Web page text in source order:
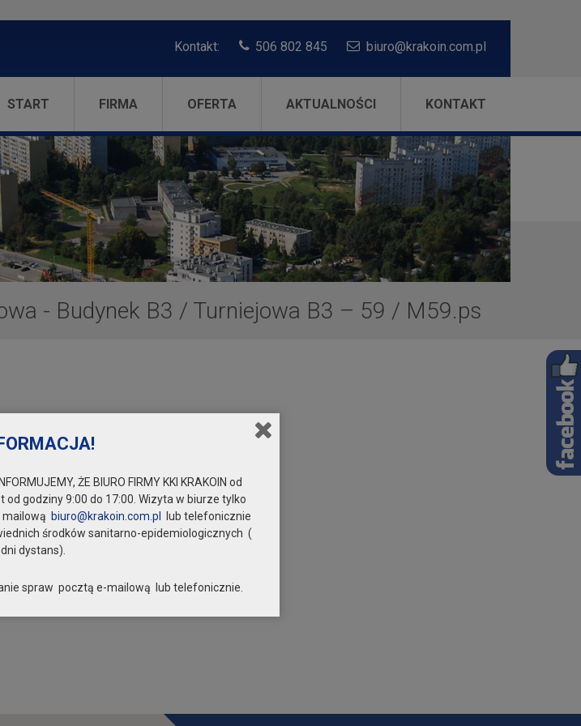
Kontakt: 506 802 845 biuro@krakoin.com.pl
START FIRMA OFERTA AKTUALNOŚCI KONTAKT
- Budynek B3 / Turniejowa B3 – 59 / M59.ps
ŻE BIURO FIRMY KKI KRAKOIN od
godziny 9:00 do 17:00. Wizyta w biurze tylko
biuro@krakoin.com.pl
lub telefonicznie
środków sanitarno-epidemiologicznych (
dystans).
spraw pocztą e-mailową lub telefonicznie.